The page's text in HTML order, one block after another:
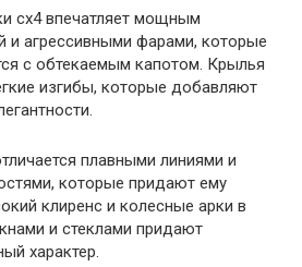
сх4 впечатляет мощным
и агрессивными фарами, которые
с обтекаемым капотом. Крылья
изгибы, которые добавляют
плавными линиями и
которые придают ему
клиренс и колесные арки в
и стеклами придают
характер.